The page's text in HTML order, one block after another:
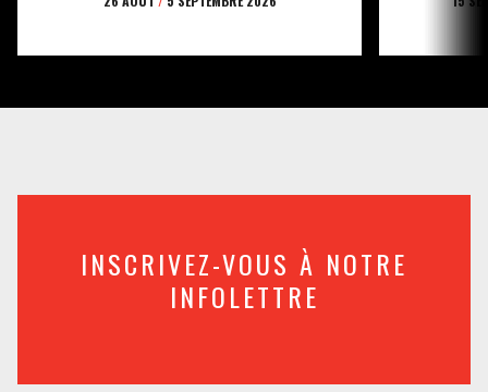
INSCRIVEZ-VOUS À NOTRE
INFOLETTRE